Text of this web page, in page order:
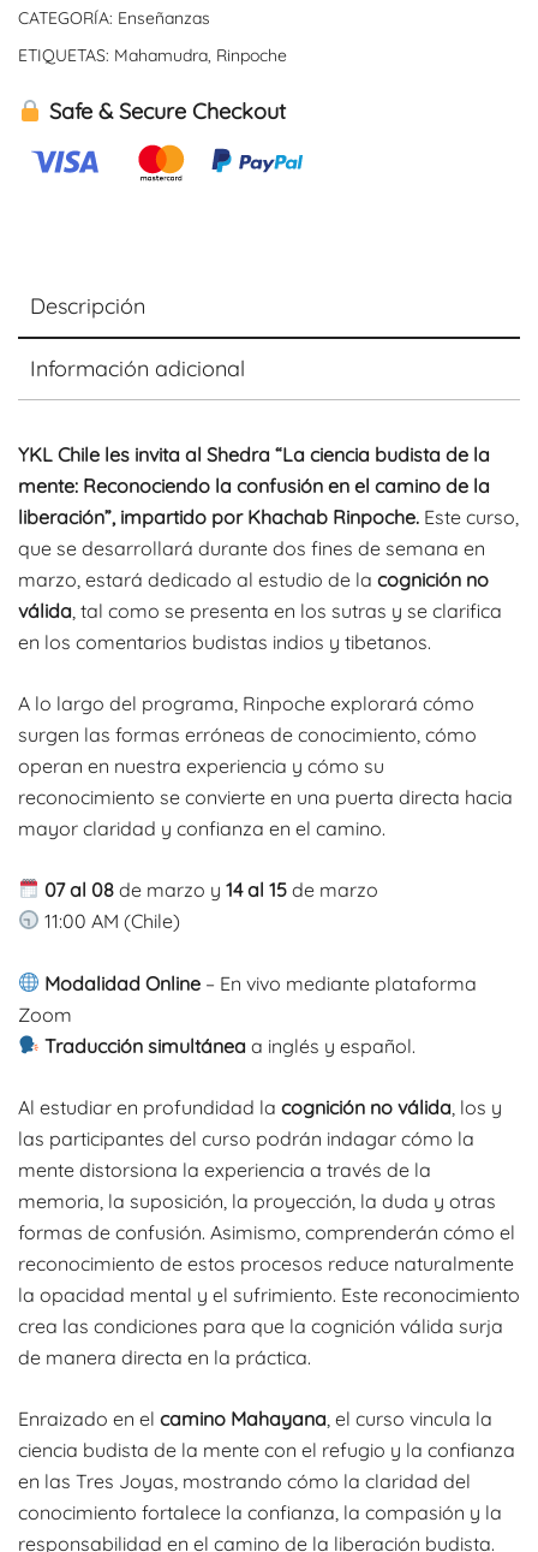
el
de
la
CATEGORÍA: Enseñanzas
ETIQUETAS: Mahamudra, Rinpoche
Safe & Secure Checkout
Descripción
Información adicional
YKL Chile les invita al Shedra “La ciencia budista de la
mente: Reconociendo la confusión en el camino de la
liberación”, impartido por Khachab Rinpoche. Este curso,
que se desarrollará durante dos fines de semana en
marzo, estará dedicado al estudio de la cognición no
válida , tal como se presenta en los sutras y se clarifica
en los comentarios budistas indios y tibetanos.
A lo largo del programa, Rinpoche explorará cómo
surgen las formas erróneas de conocimiento, cómo
operan en nuestra experiencia y cómo su
reconocimiento se convierte en una puerta directa hacia
mayor claridad y confianza en el camino.
07 al 08 de marzo y14 al 15 de marzo
11:00 AM (Chile)
Modalidad Online – En vivo mediante plataforma
Zoom
Traducción simultánea a inglés y español.
Al estudiar en profundidad la cognición no válida , los y
las participantes del curso podrán indagar cómo la
mente distorsiona la experiencia a través de la
memoria, la suposición, la proyección, la duda y otras
formas de confusión. Asimismo, comprenderán cómo el
reconocimiento de estos procesos reduce naturalmente
la opacidad mental y el sufrimiento. Este reconocimiento
crea las condiciones para que la cognición válida surja
de manera directa en la práctica.
Enraizado en el camino Mahayana , el curso vincula la
ciencia budista de la mente con el refugio y la confianza
en las Tres Joyas, mostrando cómo la claridad del
conocimiento fortalece la confianza, la compasión y la
responsabilidad en el camino de la liberación budista.